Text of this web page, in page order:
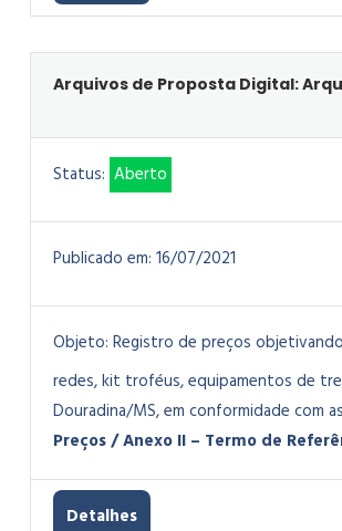
Arquivos de Proposta Digital:
Status: Aberto
Publicado em: 16/07/2021
Objeto: Registro de preços
redes, kit troféus, equipamentos de
Douradina/MS, em conformidade com
Preços / Anexo II – Termo de
Detalhes